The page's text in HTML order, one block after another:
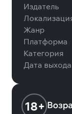
Издатель
Жанр
Платформа
Категория
Дата выхода
18+